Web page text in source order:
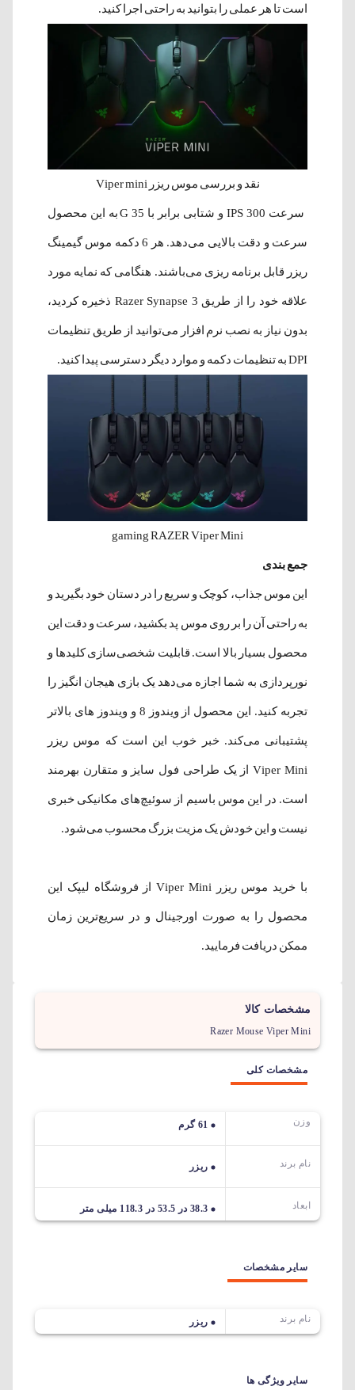
است تا هر عملی را بتوانید به راحتی اجرا کنید.
نقد و بررسی موس ریزر Viper mini
سرعت 300 IPS و شتابی برابر با 35 G به این محصول
سرعت و دقت بالایی می‌دهد. هر 6 دکمه موس گیمینگ
ریزر قابل برنامه ریزی می‌باشند. هنگامی که نمایه مورد
علاقه خود را از طریق Razer Synapse 3 ذخیره کردید،
بدون نیاز به نصب نرم افزار می‌توانید از طریق تنظیمات
DPI به تنظیمات دکمه و موارد دیگر دسترسی پیدا کنید.
gaming RAZER Viper Mini
جمع بندی
این موس جذاب، کوچک و سریع را در دستان خود بگیرید و
به راحتی آن را بر روی موس پد بکشید، سرعت و دقت این
محصول بسیار بالا است. قابلیت شخصی‌سازی کلیدها و
نورپردازی به شما اجازه می‌دهد یک بازی هیجان انگیز را
تجربه کنید. این محصول از ویندوز 8 و ویندوز های بالاتر
پشتیبانی می‌کند. خبر خوب این است که موس ریزر
Viper Miniاز یک طراحی فول سایز و متقارن بهرمند
است. در این موس باسیم از سوئیچ‌های مکانیکی خبری
نیست و این خودش یک مزیت بزرگ محسوب می‌شود.
با خرید موس ریزر Viper Mini از فروشگاه لیپک این
محصول را به صورت اورجینال و در سریع‌ترین زمان
ممکن دریافت فرمایید.
مشخصات کالا
Razer Mouse Viper Mini
مشخصات کلی
وزن 61 گرم
نام برند ریزر
ابعاد 38.3 در 53.5 در 118.3 میلی متر
سایر مشخصات
نام برند ریزر
سایر ویژگی ها